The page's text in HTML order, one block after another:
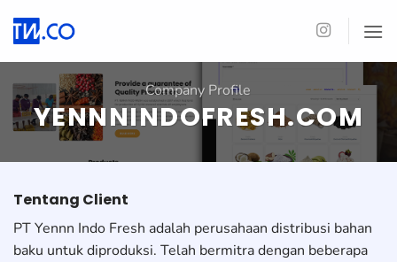
Company Profile
YENNNINDOFRESH.COM
Tentang Client
PT Yennn Indo Fresh adalah perusahaan distribusi bahan
baku untuk diproduksi. Telah bermitra dengan beberapa